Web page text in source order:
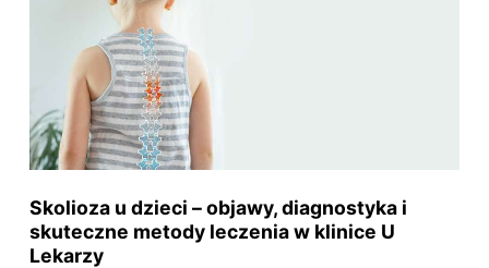
Skolioza u dzieci – objawy, diagnostyka i
skuteczne metody leczenia w klinice U
Lekarzy